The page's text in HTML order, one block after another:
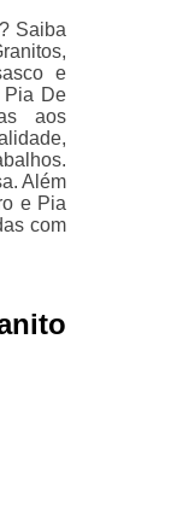
Saiba
e
Pia De
aos
Além
e Pia
com